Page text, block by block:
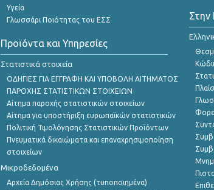
Υγεία
Γλωσσάρι Ποιότητας του ΕΣΣ
Προϊόντα και Υπηρεσίες
Στατιστικά στοιχεία
ΟΔΗΓΙΕΣ ΓΙΑ ΕΓΓΡΑΦΗ ΚΑΙ ΥΠΟΒΟΛΗ ΑΙΤΗΜΑΤΟΣ
ΠΑΡΟΧΗΣ ΣΤΑΤΙΣΤΙΚΩΝ ΣΤΟΙΧΕΙΩΝ
Αίτημα παροχής στατιστικών στοιχείων
Αίτημα για υποστήριξη ευρωπαϊκών στατιστικών
Πολιτική Τιμολόγησης Στατιστικών Προϊόντων
Πνευματικά δικαιώματα και επαναχρησιμοποίηση
στοιχείων
Μικροδεδομένα
Αρχεία Δημόσιας Χρήσης (τυποποιημένα)
Στην